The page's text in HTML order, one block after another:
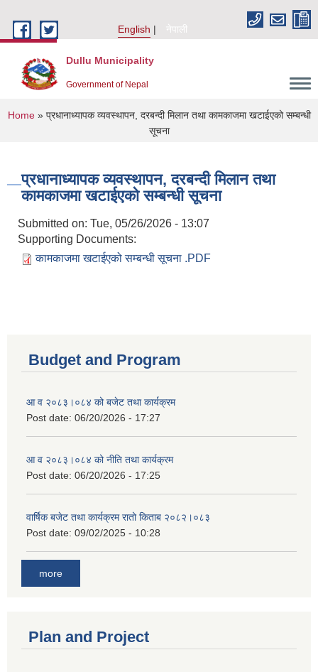
English
नेपाली
Dullu Municipality
Government of Nepal
You are here
Home» प्रधानाध्यापक व्यवस्थापन, दरबन्दी मिलान तथा कामकाजमा खटाईएको सम्बन्धी
सूचना
प्रधानाध्यापक व्यवस्थापन, दरबन्दी मिलान तथा
कामकाजमा खटाईएको सम्बन्धी सूचना
Submitted on: Tue, 05/26/2026 - 13:07
Supporting Documents:
कामकाजमा खटाईएको सम्बन्धी सूचना .PDF
Budget and Program
आ व २०८३।०८४ को बजेट तथा कार्यक्रम
Post date: 06/20/2026 - 17:27
आ व २०८३।०८४ को नीति तथा कार्यक्रम
Post date: 06/20/2026 - 17:25
वार्षिक बजेट तथा कार्यक्रम रातो किताब २०८२।०८३
Post date: 09/02/2025 - 10:28
more
Plan and Project